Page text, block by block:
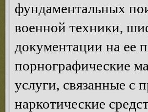
фундаментальных
военной техники,
документации на ее
порнографические
услуги, связанные с
наркотические